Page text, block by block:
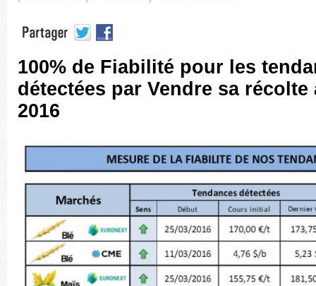
100% de Fiabilité pour les
détectées par Vendre sa récolte
2016